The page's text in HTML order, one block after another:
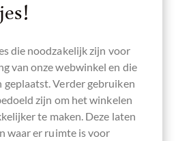
6,10 *
Onthouden
die noodzakelijk zijn voor
van onze webwinkel en die
Verder gebruiken
zijn om het winkelen
te maken. Deze laten
waar er ruimte is voor